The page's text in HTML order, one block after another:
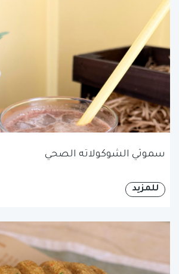
سموثي الشوكولاته الصحي
للمزيد